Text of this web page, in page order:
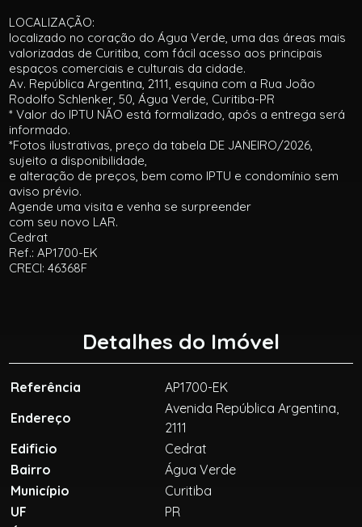
LOCALIZAÇÃO:
localizado no coração do Água Verde, uma das áreas mais
valorizadas de Curitiba, com fácil acesso aos principais
espaços comerciais e culturais da cidade.
Av. República Argentina, 2111, esquina com a Rua João
Rodolfo Schlenker, 50, Água Verde, Curitiba-PR
* Valor do IPTU NÃO está formalizado, após a entrega será
informado.
*Fotos ilustrativas, preço da tabela DE JANEIRO/2026,
sujeito a disponibilidade,
e alteração de preços, bem como IPTU e condomínio sem
aviso prévio.
Agende uma visita e venha se surpreender
com seu novo LAR.
Cedrat
Ref.: AP1700-EK
CRECI: 46368F
Detalhes do Imóvel
Referência
AP1700-EK
Endereço
Avenida República Argentina,
2111
Edificio
Cedrat
Bairro
Água Verde
Município
Curitiba
UF
PR